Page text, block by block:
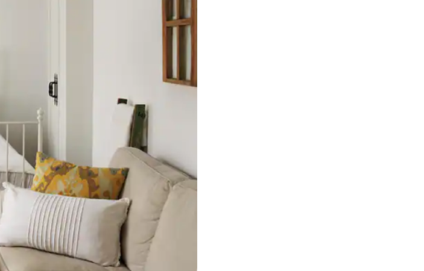
τα κουμπιά πάνω και κάτω βέλους, να την εξερευνήσετε με την αφή ή να τη σύρετε με τα δάχτυλα.